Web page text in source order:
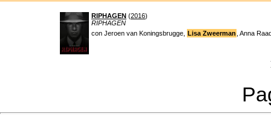
RIPHAGEN (2016)
RIPHAGEN
con Jeroen van Koningsbrugge, Lisa Zweerman , Anna